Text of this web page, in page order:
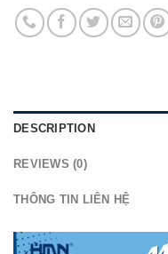
DESCRIPTION
REVIEWS (0)
THÔNG TIN LIÊN HỆ